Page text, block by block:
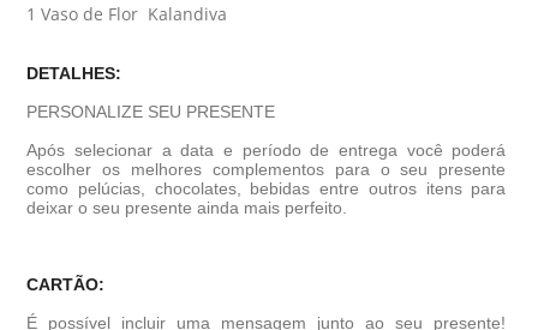
1 Vaso de Flor Kalandiva
DETALHES:
PERSONALIZE SEU PRESENTE
Após selecionar a data e período de entrega você poder
escolher os melhores complementos para o seu presente
como pelúcias, chocolates, bebidas entre outros itens para
deixar o seu presente ainda mais perfeito.
CARTÃO:
É possível incluir uma mensagem junto ao seu presente!